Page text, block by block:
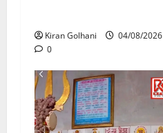
Kiran Golhani
04/08/2026
0